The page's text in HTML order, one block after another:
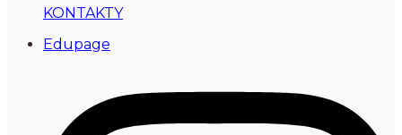
KONTAKTY
Edupage